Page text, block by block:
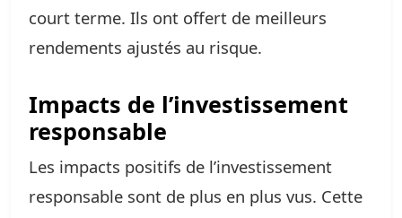
court terme. Ils ont offert de meilleurs
rendements ajustés au risque.
Impacts de l’investissement
responsable
Les impacts positifs de l’investissement
responsable sont de plus en plus vus. Cette